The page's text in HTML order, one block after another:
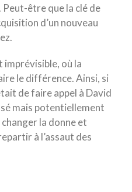
être que la clé de
d’un nouveau
imprévisible, où la
le différence. Ainsi, si
de faire appel à David
mais potentiellement
la donne et
à l’assaut des